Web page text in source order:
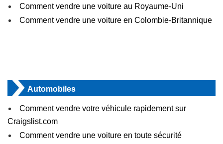
Comment vendre une voiture au Royaume-Uni
Comment vendre une voiture en Colombie-Britannique
Automobiles
Comment vendre votre véhicule rapidement sur
Craigslist.com
Comment vendre une voiture en toute sécurité